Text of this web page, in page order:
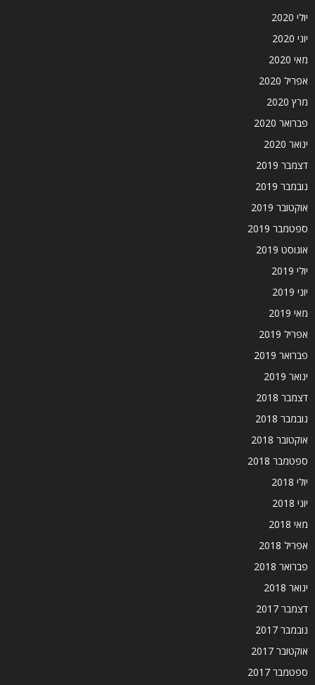
יולי 2020
יוני 2020
מאי 2020
אפריל 2020
מרץ 2020
פברואר 2020
ינואר 2020
דצמבר 2019
נובמבר 2019
אוקטובר 2019
ספטמבר 2019
אוגוסט 2019
יולי 2019
יוני 2019
מאי 2019
אפריל 2019
פברואר 2019
ינואר 2019
דצמבר 2018
נובמבר 2018
אוקטובר 2018
ספטמבר 2018
יולי 2018
יוני 2018
מאי 2018
אפריל 2018
פברואר 2018
ינואר 2018
דצמבר 2017
נובמבר 2017
אוקטובר 2017
ספטמבר 2017